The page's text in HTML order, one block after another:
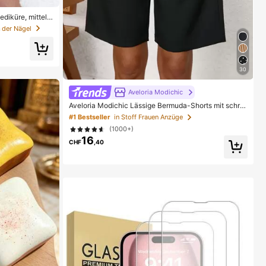
mittelg
minim
glänzen
Geb
Clea
Nägel
30
Aveloria Modichic
Aveloria Modichic Lässige Bermuda-Shorts mit schrä
ger Tasche, unifarben
#1 Bestseller in Stoff Frauen Anzüge
(1000+)
CHF16 ,40